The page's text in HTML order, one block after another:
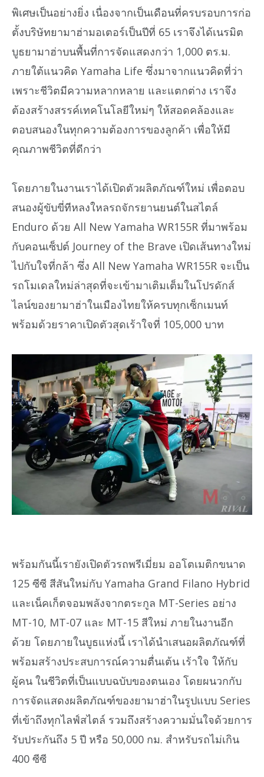
พิเศษเป็นอย่างยิ่ง เนื่องจากเป็นเดือนที่ครบรอบการก่อ
ตั้งบริษัทยามาฮ่ามอเตอร์เป็นปีที่ 65 เราจึงได้เนรมิต
บูธยามาฮ่าบนพื้นที่การจัดแสดงกว่า 1,000 ตร.ม.
ภายใต้แนวคิด Yamaha Life ซึ่งมาจากแนวคิดที่ว่า
เพราะชีวิตมีความหลากหลาย และแตกต่าง เราจึง
ต้องสร้างสรรค์เทคโนโลยีใหม่ๆ ให้สอดคล้องและ
ตอบสนองในทุกความต้องการของลูกค้า เพื่อให้มี
คุณภาพชีวิตที่ดีกว่า
โดยภายในงานเราได้เปิดตัวผลิตภัณฑ์ใหม่ เพื่อตอบ
สนองผู้ขับขี่ทีหลงใหลรถจักรยานยนต์ในสไตล์
Enduro ด้วย All New Yamaha WR155R ที่มาพร้อม
กับคอนเซ็ปต์ Journey of the Brave เปิดเส้นทางใหม่
ไปกับใจที่กล้า ซึ่ง All New Yamaha WR155R จะเป็น
รถโมเดลใหม่ล่าสุดที่จะเข้ามาเติมเต็มในโปรดักส์
ไลน์ของยามาฮ่าในเมืองไทยให้ครบทุกเซ็กเมนท์
พร้อมด้วยราคาเปิดตัวสุดเร้าใจที่ 105,000 บาท
พร้อมกันนี้เรายังเปิดตัวรถพรีเมี่ยม ออโตเมติกขนาด
125 ซีซี สีสันใหม่กับ Yamaha Grand Filano Hybrid
และเน็คเก็ตจอมพลังจากตระกูล MT-Series อย่าง
MT-10, MT-07 และ MT-15 สีใหม่ ภายในงานอีก
ด้วย โดยภายในบูธแห่งนี้ เราได้นำเสนอผลิตภัณฑ์ที่
พร้อมสร้างประสบการณ์ความตื่นเต้น เร้าใจ ให้กับ
ผู้คน ในชีวิตที่เป็นแบบฉบับของตนเอง โดยผนวกกับ
การจัดแสดงผลิตภัณฑ์ของยามาฮ่าในรูปแบบ Series
ที่เข้าถึงทุกไลฟ์สไตล์ รวมถึงสร้างความมั่นใจด้วยการ
รับประกันถึง 5 ปี หรือ 50,000 กม. สำหรับรถไม่เกิน
400 ซีซี